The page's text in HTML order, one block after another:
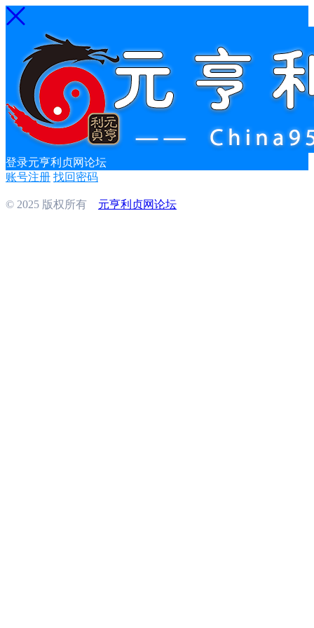
登录元亨利贞网论坛
账号注册 找回密码
© 2025 版权所有 元亨利贞网论坛